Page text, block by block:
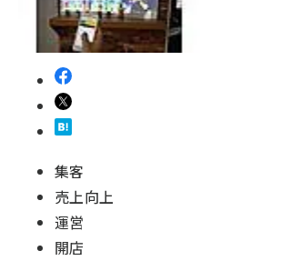
集客
売上向上
運営
開店